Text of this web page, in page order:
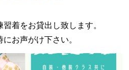
着をお貸出し致します。
お声がけ下さい。